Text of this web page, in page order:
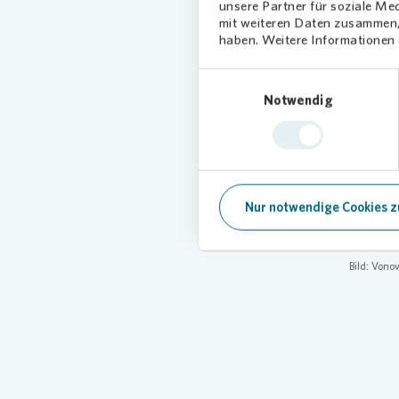
unsere Partner für soziale
mit weiteren Daten
haben. Weitere Informationen
Notwendig
Nur notwendige Cookies
genutzt.
uns
Vonovia
Bild: